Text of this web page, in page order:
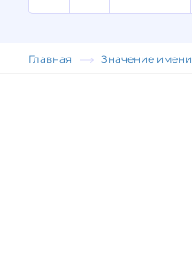
Главная Значение имени